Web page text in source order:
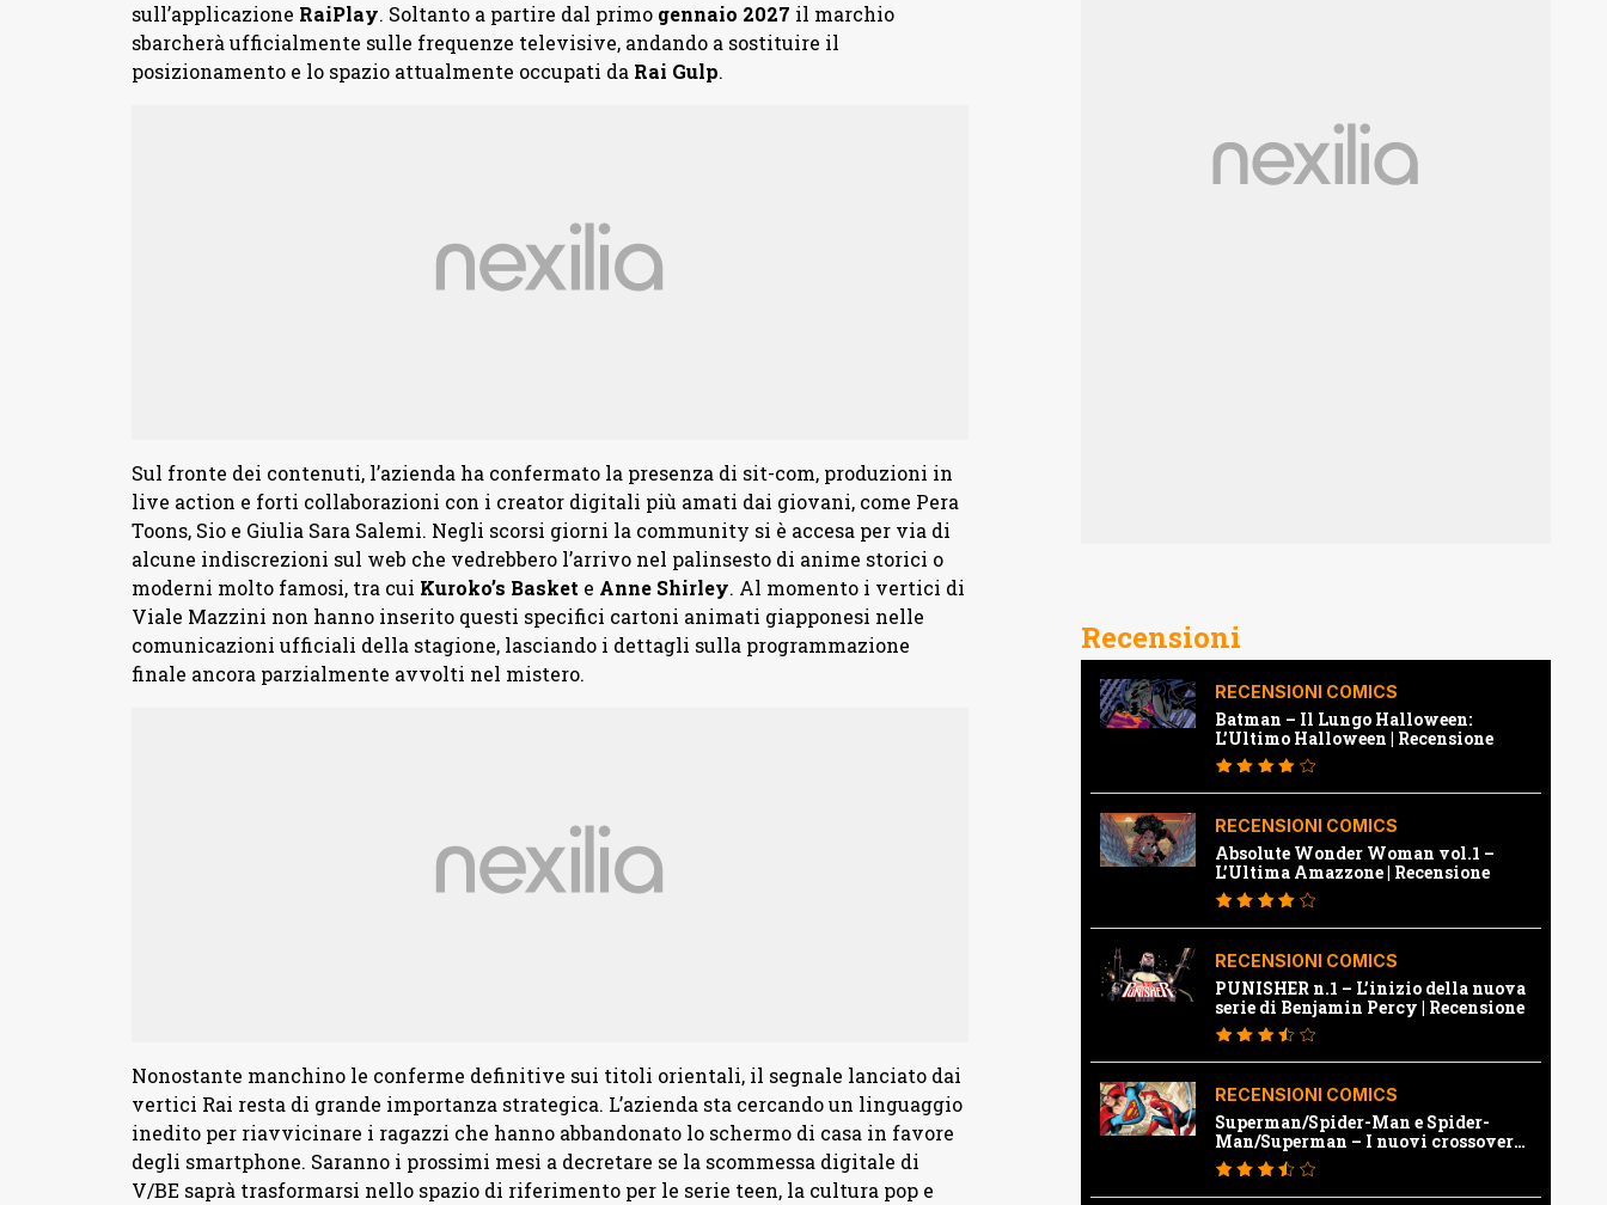
sull’applicazione RaiPlay. Soltanto a partire dal primo gennaio 2027 il marchio
sbarcherà ufficialmente sulle frequenze televisive, andando a sostituire il
posizionamento e lo spazio attualmente occupati da Rai Gulp.
Sul fronte dei contenuti, l’azienda ha confermato la presenza di sit-com, produzioni in
live action e forti collaborazioni con i creator digitali più amati dai giovani, come Pera
Toons, Sio e Giulia Sara Salemi. Negli scorsi giorni la community si è accesa per via di
alcune indiscrezioni sul web che vedrebbero l’arrivo nel palinsesto di anime storici o
moderni molto famosi, tra cui Kuroko’s Baskete Anne Shirley. Al momento i vertici di
Viale Mazzini non hanno inserito questi specifici cartoni animati giapponesi nelle
comunicazioni ufficiali della stagione, lasciando i dettagli sulla programmazione
finale ancora parzialmente avvolti nel mistero.
Nonostante manchino le conferme definitive sui titoli orientali, il segnale lanciato dai
vertici Rai resta di grande importanza strategica. L’azienda sta cercando un linguaggio
inedito per riavvicinare i ragazzi che hanno abbandonato lo schermo di casa in favore
degli smartphone. Saranno i prossimi mesi a decretare se la scommessa digitale di
V/BE saprà trasformarsi nello spazio di riferimento per le serie teen, la cultura pop e
Recensioni
RECENSIONI COMICS
Batman – Il Lungo Halloween:
L’Ultimo Halloween | Recensione
RECENSIONI COMICS
Absolute Wonder Woman vol.1 –
L’Ultima Amazzone | Recensione
RECENSIONI COMICS
PUNISHER n.1 – L’inizio della nuova
serie di Benjamin Percy | Recensione
RECENSIONI COMICS
Superman/Spider-Man e Spider-
Man/Superman – I nuovi crossover
Marvel e Dc | Recensione